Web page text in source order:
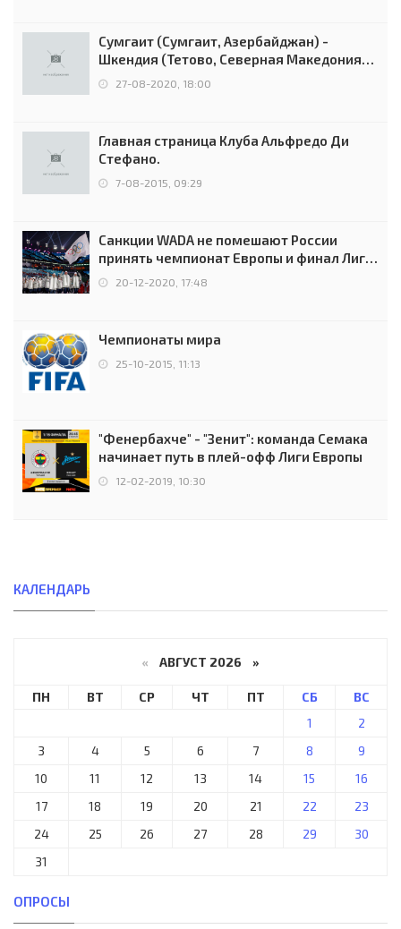
Сумгаит (Сумгаит, Азербайджан) -
Шкендия (Тетово, Северная Македония) -
0:2 (0:0)
27-08-2020, 18:00
Главная страница Клуба Альфредо Ди
Стефано.
7-08-2015, 09:29
Санкции WADA не помешают России
принять чемпионат Европы и финал Лиги
чемпионов.
20-12-2020, 17:48
Чемпионаты мира
25-10-2015, 11:13
"Фенербахче" - "Зенит": команда Семака
начинает путь в плей-офф Лиги Европы
12-02-2019, 10:30
КАЛЕНДАРЬ
« АВГУСТ 2026 »
ПН ВТ СР ЧТ ПТ СБ
ВС
1
2
3
4 5 6 7 8
9
10
11 12 13 14 15
16
17
18 19 20 21 22
23
24
25 26 27 28 29
30
31
ОПРОСЫ